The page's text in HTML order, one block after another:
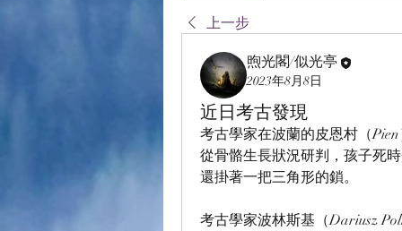
上一步
煦光閣/似光亭
2023年8月8日
近日考古發現
考古學家在波蘭的皮恩村（
從骨骼生長狀況研判，孩子死
還掛著一把三角形的鎖。
考古學家波林斯基（Dariusz